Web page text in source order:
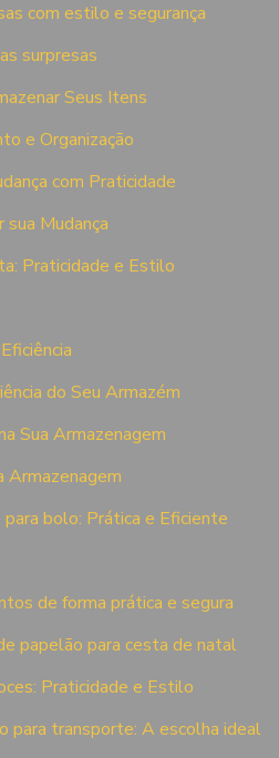
com estilo e segurança
surpresas
Seus Itens
e Organização
com Praticidade
sua Mudança
Praticidade e Estilo
do Seu Armazém
Sua Armazenagem
Armazenagem
para bolo: Prática e Eficiente
de forma prática e segura
papelão para cesta de natal
Praticidade e Estilo
para transporte: A escolha ideal